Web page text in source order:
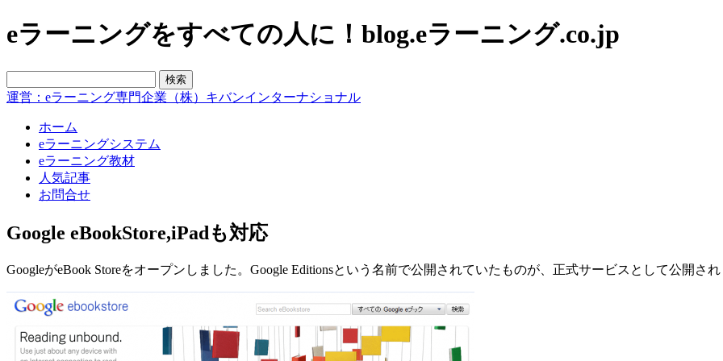
eラーニングをすべての人に！blog.eラーニング.co.jp
運営：eラーニング専門企業（株）キバンインターナショナル
ホーム
eラーニングシステム
eラーニング教材
人気記事
お問合せ
Google eBookStore,iPadも対応
GoogleがeBook Storeをオープンしました。Google Editionsという名前で公開されていたものが、正式サービスとして公開され